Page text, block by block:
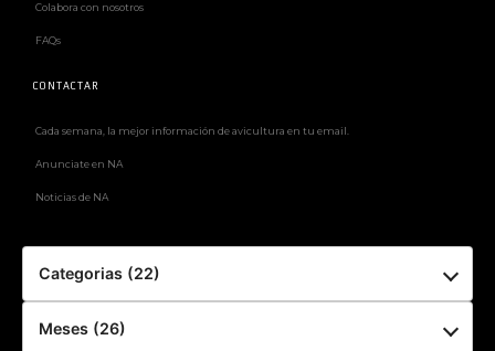
Colabora con nosotros
FAQs
CONTACTAR
Cada semana, la mejor información de avicultura en tu email.
Anunciate en NA
Noticias de NA
Categorias (22)
Meses (26)